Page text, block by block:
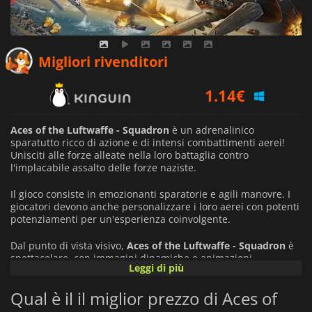
Migliori rivenditori
1.14€
1.57€
2.19€
Aces of the Luftwaffe - Squadron è un adrenalinico
sparatutto ricco di azione e di intensi combattimenti aerei!
Unisciti alle forze alleate nella loro battaglia contro
l'implacabile assalto delle forze naziste.
Il gioco consiste in emozionanti sparatorie e agili manovre. I
giocatori devono anche personalizzare i loro aerei con potenti
potenziamenti per un'esperienza coinvolgente.
Dal punto di vista visivo, Aces of the Luftwaffe - Squadron è
spettacolare, con immagini dinamiche e animazioni
mozzafiato che danno vita allo scenario della Seconda Guerra
una colonna sonora da cardiopalma ed effetti sonori realistici
per un'avventura avvincente!
Leggi di più
Qual è il il miglior prezzo di Aces of